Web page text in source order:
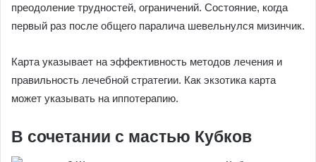
преодоление трудностей, ограничений. Состояние, когда
первый раз после общего паралича шевельнулся мизинчик.
Карта указывает на эффективность методов лечения и
правильность лечебной стратегии. Как экзотика карта
может указывать на иппотерапию.
В сочетании с мастью Кубков